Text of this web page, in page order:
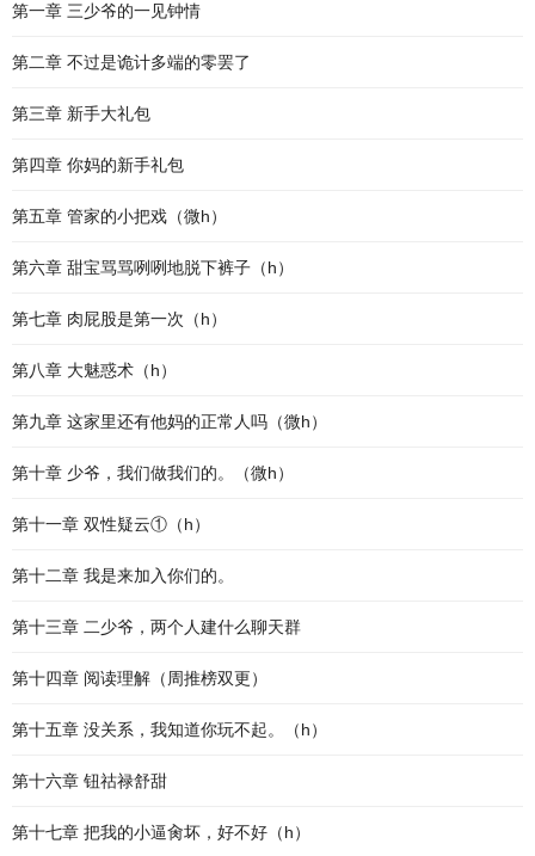
第一章 三少爷的一见钟情
第二章 不过是诡计多端的零罢了
第三章 新手大礼包
第四章 你妈的新手礼包
第五章 管家的小把戏（微h）
第六章 甜宝骂骂咧咧地脱下裤子（h）
第七章 肉屁股是第一次（h）
第八章 大魅惑术（h）
第九章 这家里还有他妈的正常人吗（微h）
第十章 少爷，我们做我们的。（微h）
第十一章 双性疑云①（h）
第十二章 我是来加入你们的。
第十三章 二少爷，两个人建什么聊天群
第十四章 阅读理解（周推榜双更）
第十五章 没关系，我知道你玩不起。（h）
第十六章 钮祜禄舒甜
第十七章 把我的小逼肏坏，好不好（h）